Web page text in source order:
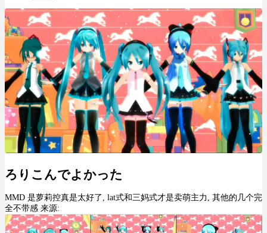
ろりこんでよかった
MMD 是萝莉控真是太好了, lat式和三妈式才是卖萌主力, 其他的几个完
全不带感 来源: